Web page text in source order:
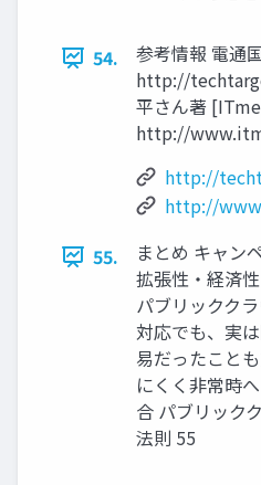
54.
参考情報 電通
http://
平さん著
http://
http://
http://
55.
まとめ キャン
拡張性・経済
パブリックク
対応でも、実
易だったこと
にくく非常時
合 パブリック
法則 55